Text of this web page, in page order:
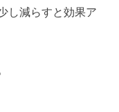
し減らすと効果ア